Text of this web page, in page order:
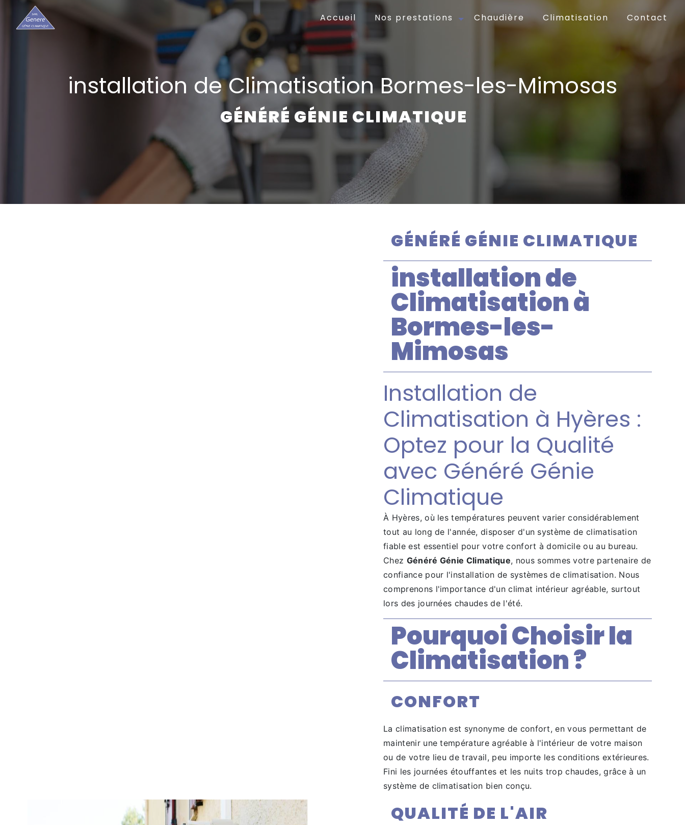
Accueil Nos prestations Chaudière Climatisation Contact
installation de Climatisation Bormes-les-Mimosas
GÉNÉRÉ GÉNIE CLIMATIQUE
GÉNÉRÉ GÉNIE CLIMATIQUE
installation de
Climatisation à
Bormes-les-
Mimosas
Installation de
Climatisation à Hyères :
Optez pour la Qualité
avec Généré Génie
Climatique
À Hyères, où les températures peuvent varier considérablement
tout au long de l'année, disposer d'un système de climatisation
fiable est essentiel pour votre confort à domicile ou au bureau.
Chez Généré Génie Climatique, nous sommes votre partenaire de
confiance pour l'installation de systèmes de climatisation. Nous
comprenons l'importance d'un climat intérieur agréable, surtout
lors des journées chaudes de l'été.
Pourquoi Choisir la
Climatisation ?
CONFORT
La climatisation est synonyme de confort, en vous permettant de
maintenir une température agréable à l'intérieur de votre maison
ou de votre lieu de travail, peu importe les conditions extérieures.
Fini les journées étouffantes et les nuits trop chaudes, grâce à un
système de climatisation bien conçu.
QUALITÉ DE L'AIR
Panneau de gestion des cookies